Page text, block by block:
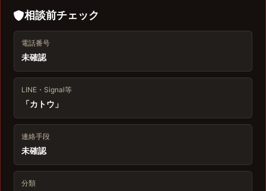
相談前チェック
電話番号
未確認
LINE・Signal等
「カトウ」
連絡手段
未確認
分類